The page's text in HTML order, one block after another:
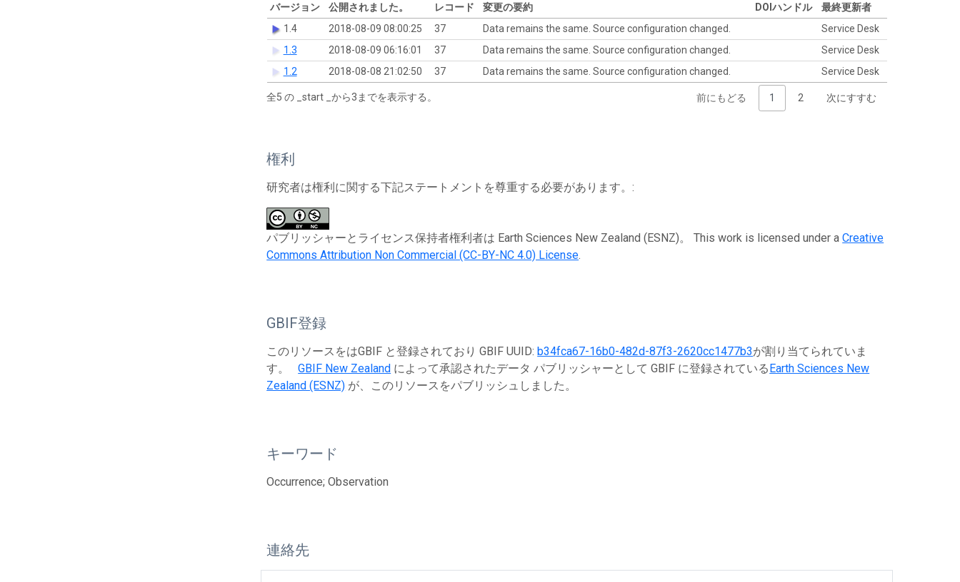
バージョン 公開されました。 レコード 変更の要約 DOIハンドル
最終更新者
1.4
2018-08-09 08:00:25 37 Data remains the same. Source configuration changed.
Service Desk
1.3
2018-08-09 06:16:01 37 Data remains the same. Source configuration changed.
Service Desk
1.2
2018-08-08 21:02:50 37 Data remains the same. Source configuration changed. Service Desk
全5 の _start _から3までを表示する。 前にもどる 1 2 次にすすむ
権利
研究者は権利に関する下記ステートメントを尊重する必要があります。:
パブリッシャーとライセンス保持者権利者は Earth Sciences New Zealand (ESNZ)。 This work is licensed under aCreative
Commons Attribution Non Commercial (CC-BY-NC 4.0) License.
GBIF登録
このリソースをはGBIF と登録されており GBIF UUID: b34fca67-16b0-482d-87f3-2620cc1477b3が割り当てられていま
す。GBIF New Zealand によって承認されたデータ パブリッシャーとして GBIF に登録されている Earth Sciences New
Zealand (ESNZ) が、このリソースをパブリッシュしました。
キーワード
Occurrence; Observation
連絡先